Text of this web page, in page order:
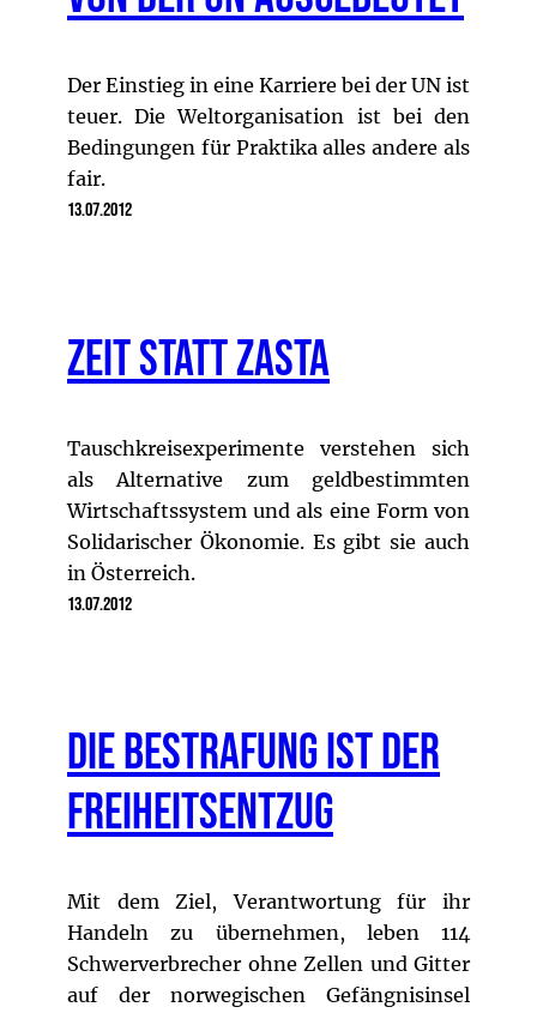
Der Einstieg in eine Karriere bei der UN ist
teuer. Die Weltorganisation ist bei den
Bedingungen für Praktika alles andere als
fair.
13.07.2012
Zeit statt Zasta
Tauschkreisexperimente verstehen sich
als Alternative zum geldbestimmten
Wirtschaftssystem und als eine Form von
Solidarischer Ökonomie. Es gibt sie auch
in Österreich.
13.07.2012
Die Bestrafung ist der
Freiheitsentzug
Mit dem Ziel, Verantwortung für ihr
Handeln zu übernehmen, leben 114
Schwerverbrecher ohne Zellen und Gitter
auf der norwegischen Gefängnisinsel